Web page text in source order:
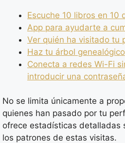
Escuche 10 libros en 10
App para ayudarte a
Ver quién ha visitado tu
Haz tu árbol genealógico
Conecta a redes Wi-Fi
introducir una
No se limita únicamente a
quienes han pasado por tu
ofrece estadísticas detalladas
los patrones de estas visitas.